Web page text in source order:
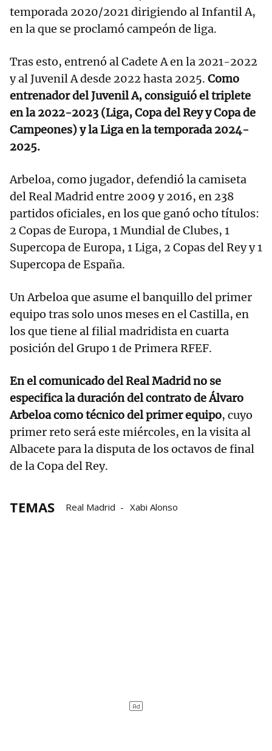
temporada 2020/2021 dirigiendo al Infantil A,
en la que se proclamó campeón de liga.
Tras esto, entrenó al Cadete A en la 2021-2022
y al Juvenil A desde 2022 hasta 2025. Como
entrenador del Juvenil A, consiguió el triplete
en la 2022-2023 (Liga, Copa del Rey y Copa de
Campeones) y la Liga en la temporada 2024-
2025.
Arbeloa, como jugador, defendió la camiseta
del Real Madrid entre 2009 y 2016, en 238
partidos oficiales, en los que ganó ocho títulos:
2 Copas de Europa, 1 Mundial de Clubes, 1
Supercopa de Europa, 1 Liga, 2 Copas del Rey y 1
Supercopa de España.
Un Arbeloa que asume el banquillo del primer
equipo tras solo unos meses en el Castilla, en
los que tiene al filial madridista en cuarta
posición del Grupo 1 de Primera RFEF.
En el comunicado del Real Madrid no se
especifica la duración del contrato de Álvaro
Arbeloa como técnico del primer equipo, cuyo
primer reto será este miércoles, en la visita al
Albacete para la disputa de los octavos de final
de la Copa del Rey.
TEMAS Real Madrid Xabi Alonso